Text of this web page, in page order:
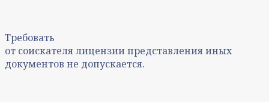
Требовать
от соискателя лицензии представления иных
документов не допускается.